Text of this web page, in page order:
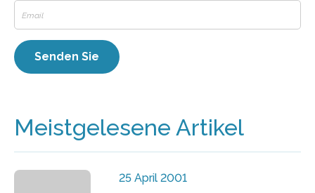
Meistgelesene Artikel
25 April 2001